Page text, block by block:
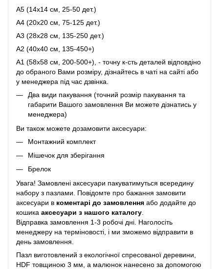
A5 (14х14 см, 25-50 дет.)
A4 (20x20 см, 75-125 дет.)
A3 (28х28 см, 135-250 дет.)
A2 (40х40 см, 135-450+)
A1 (58х58 см, 200-500+), - точну к-сть деталей відповдіно
до обраного Вами розміру, дізнайтесь в чаті на сайті або
у менеджера під час дзвінка.
Два види пакування (точний розмір пакування та
габарити Вашого замовлення Ви можете дізнатись у
менеджера)
Ви також можете дозамовити аксесуари:
Монтажний комплект
Мішечок для зберігання
Брелок
Увага! Замовлені аксесуари пакуватимуться всередину
набору з пазлами. Повідомте про бажання замовити
аксесуари в коментарі до замовлення або додайте до
кошика аксесуари з нашого каталогу
Відправка замовлення 1-3 робочі дні. Наголосіть
менеджеру на терміновості, і ми зможемо відправити в
день замовлення.
Пазл виготовлений з екологічної спресованої деревини,
HDF товщиною 3 мм, а малюнок нанесено за допомогою